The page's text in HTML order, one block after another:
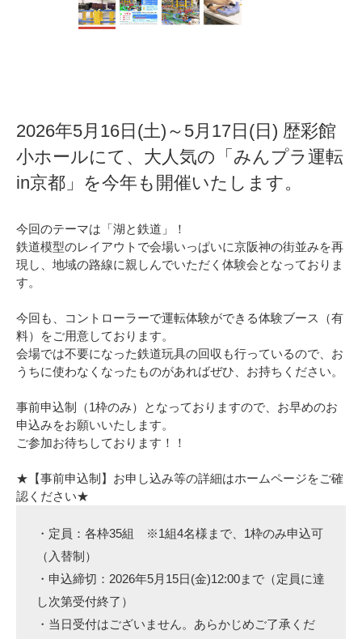
2026年5月16日(土)～5月17日(日) 歴彩館
小ホールにて、大人気の「みんプラ運転
in京都」を今年も開催いたします。
今回のテーマは「湖と鉄道」！
鉄道模型のレイアウトで会場いっぱいに京阪神の街並みを再
現し、地域の路線に親しんでいただく体験会となっておりま
す。
今回も、コントローラーで運転体験ができる体験ブース（有
料）をご用意しております。
会場では不要になった鉄道玩具の回収も行っているので、お
うちに使わなくなったものがあればぜひ、お持ちください。
事前申込制（1枠のみ）となっておりますので、お早めのお
申込みをお願いいたします。
ご参加お待ちしております！！
★【事前申込制】お申し込み等の詳細はホームページをご確
認ください★
・定員：各枠35組 ※1組4名様まで、1枠のみ申込可
（入替制）
・申込締切：2026年5月15日(金)12:00まで（定員に達
し次第受付終了）
・当日受付はございません。あらかじめご了承くだ